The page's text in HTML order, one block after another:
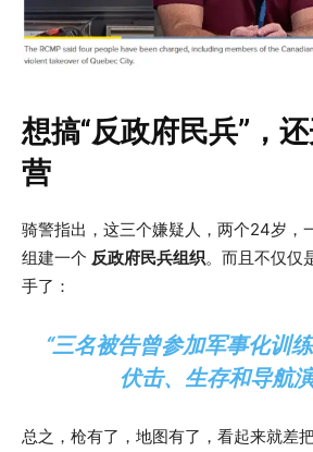
想搞“反政府民兵”，
营
骑警指出，这三个嫌疑人，两个24岁，
组建一个 反政府民兵组织。而且不仅仅
手了：
“三名被告曾参加军事化训
伏击、生存和导航
总之，枪有了，地图有了，看起来就差